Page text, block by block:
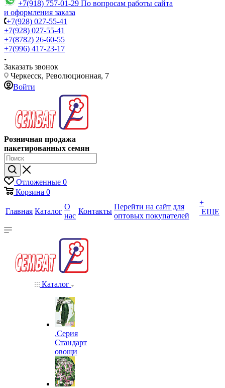
+7(918) 757-01-29 По вопросам работы сайта
и оформления заказа
+7(928) 027-55-41
+7(928) 027-55-41
+7(8782) 26-60-55
+7(996) 417-23-17
Заказать звонок
Черкесск, Революционная, 7
Войти
Розничная продажа
пакетированных семян
Отложенные 0
Корзина 0
Главная Каталог
О
нас
Контакты
Перейти на сайт для
оптовых покупателей
+
ЕЩЕ
Каталог
.Серия
Стандарт
овощи